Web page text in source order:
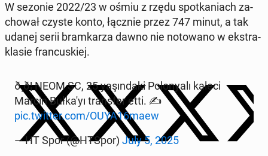
W sezonie 2022/23 w ośmiu z rzędu spo­tka­niach za­
cho­wał czyste konto, łącznie przez 747 minut, a tak
udanej serii bram­ka­rza dawno nie no­to­wa­no w eks­tra­
kla­sie fran­cu­skiej.
ð¸ð¦ NEOM SC, 25 yaşın­da­ki Po­lo­ny­alı kaleci
Marcin Buł­ka­'yı trans­fer etti. ✍️
pic.twitter.com/OUYA16maew
— HT Spor (@HTSpor) July 5, 2025